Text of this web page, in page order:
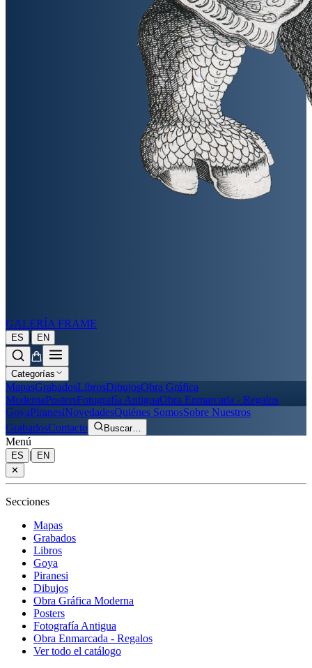
GALERÍA FRAME
ES | EN
Categorías
MapasGrabadosLibrosDibujosObra Gráfica
ModernaPostersFotografía AntiguaObra Enmarcada - Regalos
GoyaPiranesiNovedadesQuiénes SomosSobre Nuestros
GrabadosContacto Buscar…
Menú
ES |
EN
✕
Secciones
Mapas
Grabados
Libros
Goya
Piranesi
Dibujos
Obra Gráfica Moderna
Posters
Fotografía Antigua
Obra Enmarcada - Regalos
Ver todo el catálogo